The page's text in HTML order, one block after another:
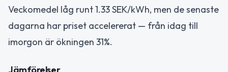
Veckomedel låg runt 1.33 SEK/kWh, men de senaste
dagarna har priset accelererat — från idag till
imorgon är ökningen 31%.